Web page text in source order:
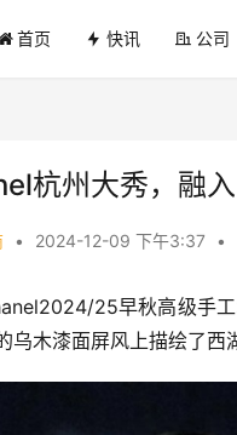
首页 快讯 公司
杭州大秀，融
• 2024-12-09 下午3:37 •
25早秋高级手
乌木漆面屏风上描绘了西